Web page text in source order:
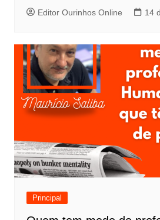
Editor Ourinhos Online 14
Principal